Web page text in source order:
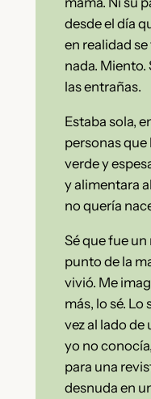
desde el día
en realidad se
nada. Miento.
las entrañas.
Estaba sola,
personas que
verde y
y alimentara
no quería
Sé que fue un
punto de la
vivió. Me
más, lo sé. Lo
vez al lado de
yo no
para una
desnuda en